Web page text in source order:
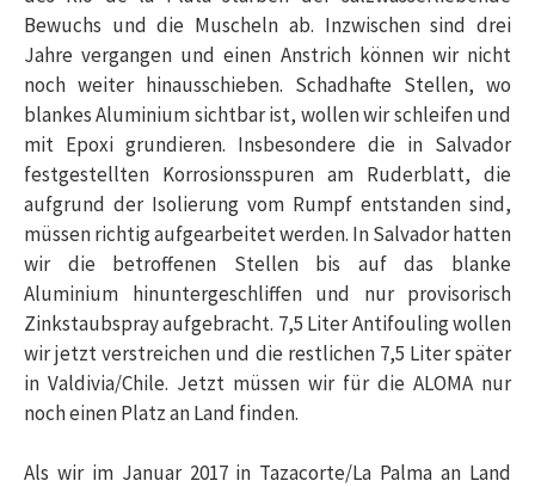
Bewuchs und die Muscheln ab. Inzwischen sind drei
Jahre vergangen und einen Anstrich können wir nicht
noch weiter hinausschieben. Schadhafte Stellen, wo
blankes Aluminium sichtbar ist, wollen wir schleifen und
mit Epoxi grundieren. Insbesondere die in Salvador
festgestellten Korrosionsspuren am Ruderblatt, die
aufgrund der Isolierung vom Rumpf entstanden sind,
müssen richtig aufgearbeitet werden. In Salvador hatten
wir die betroffenen Stellen bis auf das blanke
Aluminium hinuntergeschliffen und nur provisorisch
Zinkstaubspray aufgebracht. 7,5 Liter Antifouling wollen
wir jetzt verstreichen und die restlichen 7,5 Liter später
in Valdivia/Chile. Jetzt müssen wir für die ALOMA nur
noch einen Platz an Land finden.
Als wir im Januar 2017 in Tazacorte/La Palma an Land